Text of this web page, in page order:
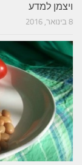
ויצמן למדע
8 בינואר, 2016